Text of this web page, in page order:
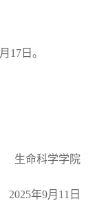
月 17 日。
生命科学学院
2025年9月 11 日